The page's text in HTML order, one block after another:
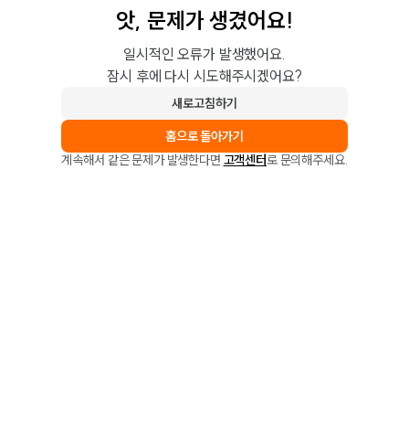
앗, 문제가 생겼어요!
일시적인 오류가 발생했어요.
잠시 후에 다시 시도해주시겠어요?
새로고침하기
홈으로 돌아가기
계속해서 같은 문제가 발생한다면 고객센터로 문의해주세요.